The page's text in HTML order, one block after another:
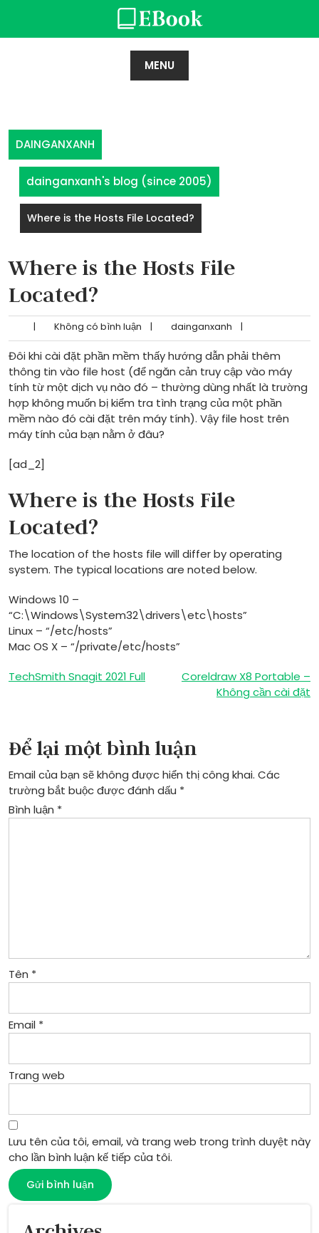
content
MENU
DAINGANXANH
dainganxanh's blog (since 2005)
Where is the Hosts File Located?
Where is the Hosts File
Located?
| Không có bình luận | dainganxanh |
Đôi khi cài đặt phần mềm thấy hướng dẫn phải thêm
thông tin vào file host (để ngăn cản truy cập vào máy
tính từ một dịch vụ nào đó – thường dùng nhất là trường
hợp không muốn bị kiểm tra tình trạng của một phần
mềm nào đó cài đặt trên máy tính). Vậy file host trên
máy tính của bạn nằm ở đâu?
[ad_2]
Where is the Hosts File
Located?
The location of the hosts file will differ by operating
system. The typical locations are noted below.
Windows 10 –
“C:\Windows\System32\drivers\etc\hosts”
Linux – “/etc/hosts”
Mac OS X – “/private/etc/hosts”
Điều
bài
viết
TechSmith Snagit 2021 Full
Coreldraw X8 Portable –
Không cần cài đặt
Để lại một bình luận
Email của bạn sẽ không được hiển thị công khai. Các
trường bắt buộc được đánh dấu *
Bình luận *
Tên *
Email *
Trang web
Lưu tên của tôi, email, và trang web trong trình duyệt này
cho lần bình luận kế tiếp của tôi.